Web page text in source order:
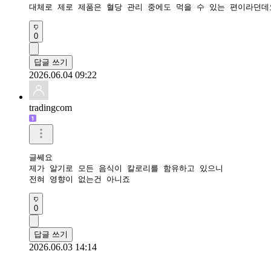
대체로 제로 제품은 혈당 관리 중에도 먹을 수 있는 편이라던데
0
답글 쓰기
2026.06.04 09:22
tradingcom
글쎄요
제가 알기로 모든 음식이 칼로리를 함유하고 있으니
전혀 영향이 없는건 아니죠
0
답글 쓰기
2026.06.03 14:14